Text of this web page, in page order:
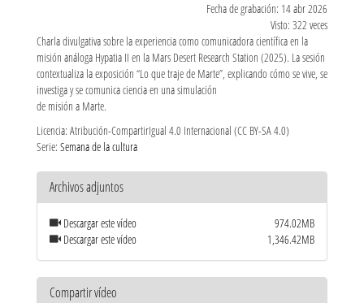
Fecha de grabación: 14 abr 2026
Visto: 322 veces
Charla divulgativa sobre la experiencia como comunicadora científica en la
misión análoga Hypatia II en la Mars Desert Research Station (2025). La sesión
contextualiza la exposición “Lo que traje de Marte”, explicando cómo se vive, se
investiga y se comunica ciencia en una simulación
de misión a Marte.
Licencia: Atribución-CompartirIgual 4.0 Internacional (CC BY-SA 4.0)
Serie: Semana de la cultura
Archivos adjuntos
Descargar este vídeo
974.02MB
Descargar este vídeo
1,346.42MB
Compartir vídeo